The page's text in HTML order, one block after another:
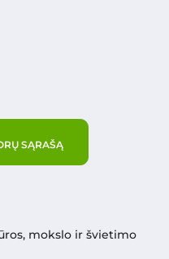
SĄRAŠĄ
mokslo ir švietimo